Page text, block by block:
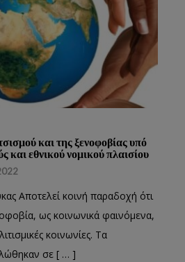
και της ξενοφοβίας υπό
και εθνικού νομικού πλαισίου
Αποτελεί κοινή παραδοχή ότι
ως κοινωνικά φαινόμενα,
κοινωνίες. Τα
σε [ … ]